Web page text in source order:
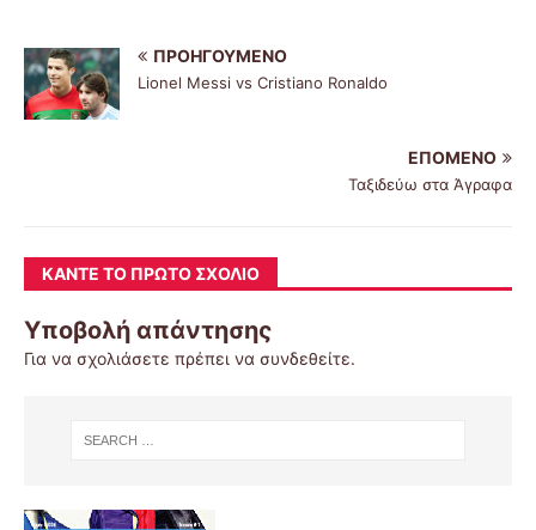
ΠΡΟΗΓΟΎΜΕΝΟ
Lionel Messi vs Cristiano Ronaldo
ΕΠΌΜΕΝΟ
Ταξιδεύω στα Άγραφα
ΚΆΝΤΕ ΤΟ ΠΡΏΤΟ ΣΧΌΛΙΟ
Υποβολή απάντησης
Για να σχολιάσετε πρέπει να συνδεθείτε.